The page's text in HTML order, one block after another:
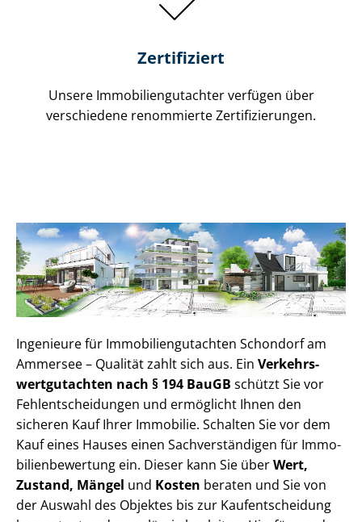
Zertifiziert
Unsere Immobilien­gutachter verfügen über
verschiedene renommierte Zer­ti­fi­zie­run­gen.
Ingenieure für Im­mo­bi­li­en­gut­ach­ten Schondorf am
Ammersee – Qualität zahlt sich aus. Ein Ver­kehrs­
wert­gut­ach­ten nach § 194 BauGB schützt Sie vor
Fehl­ent­schei­dun­gen und ermöglicht Ihnen den
sicheren Kauf Ihrer Immobilie. Schalten Sie vor dem
Kauf eines Hauses einen Sach­ver­stän­di­gen für Im­mo­
bi­li­en­be­wer­tung ein. Dieser kann Sie überWert,
Zustand, Mängel und Kosten beraten und Sie von
der Auswahl des Objektes bis zur Kauf­ent­schei­dung